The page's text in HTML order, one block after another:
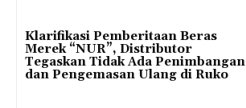
Klarifikasi Pemberitaan Beras
Merek “NUR”, Distributor
Tegaskan Tidak Ada Penimbangan
dan Pengemasan Ulang di Ruko